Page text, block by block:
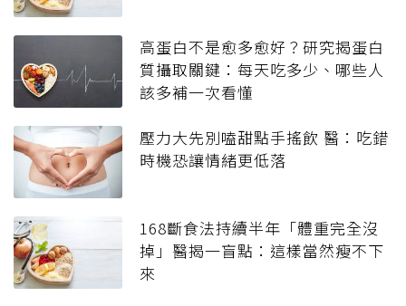
高蛋白不是愈多愈好？研究揭蛋白
質攝取關鍵：每天吃多少、哪些人
該多補一次看懂
壓力大先別嗑甜點手搖飲 醫：吃錯
時機恐讓情緒更低落
168斷食法持續半年「體重完全沒
掉」醫揭一盲點：這樣當然瘦不下
來